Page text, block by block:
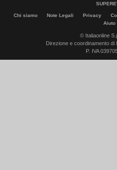
Chi siamo Note Legali Privacy
Aiuto
© Italiaonline
Direzione e coordinamento di
P. IVA